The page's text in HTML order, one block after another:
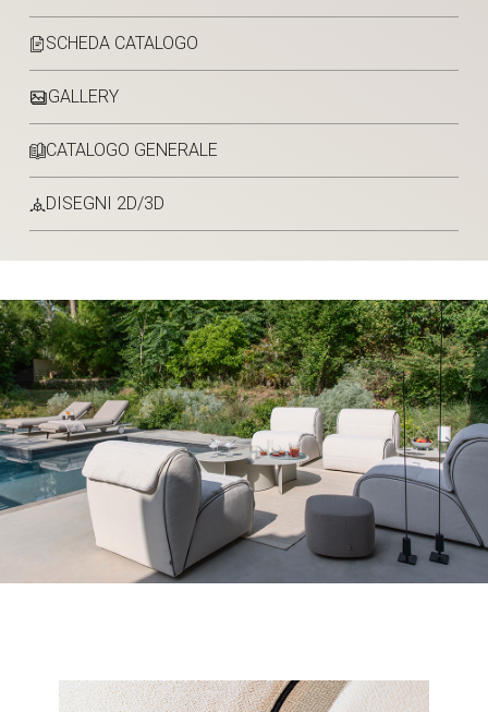
SCHEDA CATALOGO
GALLERY
CATALOGO GENERALE
DISEGNI 2D/3D